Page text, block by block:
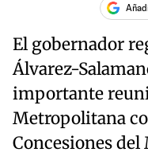
El gobernador
Álvarez-
importante
Metropolitana
Concesiones